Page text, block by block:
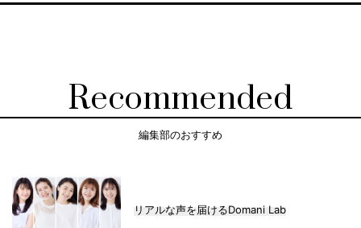
Recommended
編集部のおすすめ
リアルな声を届けるDomani Lab